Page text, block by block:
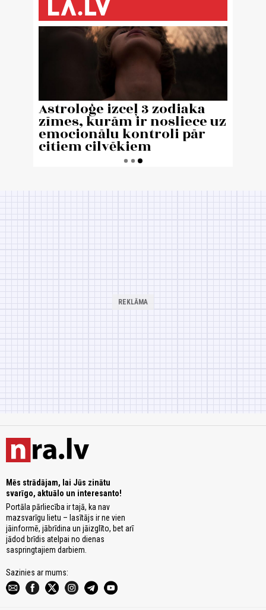
Mēs strādājam, lai Jūs zinātu
svarīgo, aktuālo un interesanto!
Portāla pārliecība ir tajā, ka nav
mazsvarīgu lietu – lasītājs ir ne vien
jāinformē, jābrīdina un jāizglīto, bet arī
jādod brīdis atelpai no dienas
saspringtajiem darbiem.
Sazinies ar mums: